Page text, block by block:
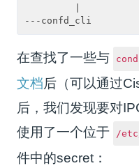
|
在查找了一些与 cond
文档后（可以通过
后，我们发现要对
使用了一个位于
/
件中的secret：